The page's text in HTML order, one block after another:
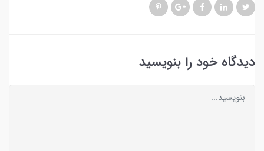
دیدگاه خود را بنویسید